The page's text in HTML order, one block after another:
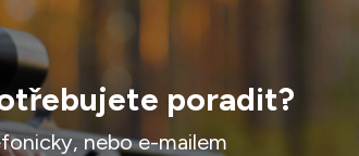
poradit?
nebo e-mailem